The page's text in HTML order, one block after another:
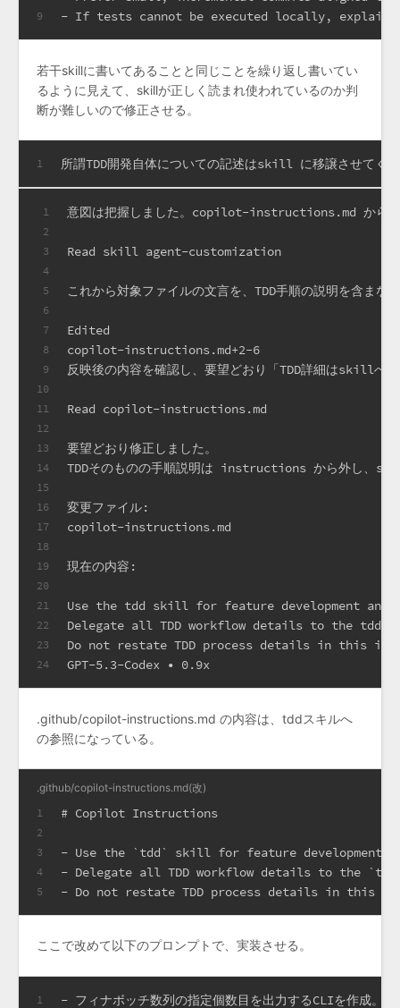
9
- If tests cannot be executed locally, explain
若干skillに書いてあることと同じことを繰り返し書いてい
るように見えて、skillが正しく読まれ使われているのか判
断が難しいので修正させる。
1 所謂TDD開発自体についての記述はskill に移譲させてく
1
2
3
4
5
6
7
8
9
10
11
12
13
14
15
16
17
18
19
20
21
22
23
24
意図は把握しました。copilot-instructions.md から
Read skill agent-customization
これから対象ファイルの文言を、TDD手順の説明を含まな
Edited
copilot-instructions.md+2-6
反映後の内容を確認し、要望どおり「TDD詳細はskillへ
Read copilot-instructions.md
要望どおり修正しました。
TDDそのものの手順説明は instructions から外し、
変更ファイル:
copilot-instructions.md
現在の内容:
Use the tdd skill for feature development and
Delegate all TDD workflow details to the tdd
Do not restate TDD process details in this
GPT-5.3-Codex • 0.9x
.github/copilot-instructions.md の内容は、tddスキルへ
の参照になっている。
.github/copilot-instructions.md(改)
1
2
3
4
5
# Copilot Instructions
- Use the `tdd`
skill for feature development
- Delegate all TDD workflow details to the
- Do not restate TDD process details in this
ここで改めて以下のプロンプトで、実装させる。
1 - フィナボッチ数列の指定個数目を出力するCLIを作成。